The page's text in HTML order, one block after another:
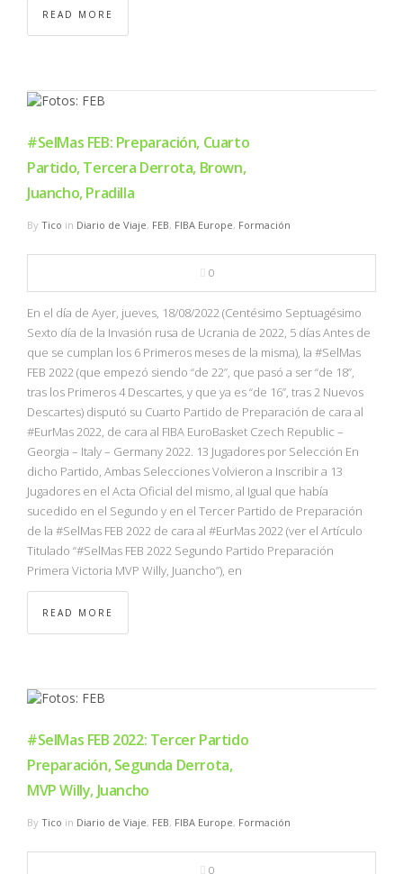
READ MORE
#SelMas FEB: Preparación, Cuarto
Partido, Tercera Derrota, Brown,
Juancho, Pradilla
By Tico in Diario de Viaje, FEB, FIBA Europe, Formación
0
En el día de Ayer, jueves, 18/08/2022 (Centésimo Septuagésimo
Sexto día de la Invasión rusa de Ucrania de 2022, 5 días Antes de
que se cumplan los 6 Primeros meses de la misma), la #SelMas
FEB 2022 (que empezó siendo “de 22”, que pasó a ser “de 18”,
tras los Primeros 4 Descartes, y que ya es “de 16”, tras 2 Nuevos
Descartes) disputó su Cuarto Partido de Preparación de cara al
#EurMas 2022, de cara al FIBA EuroBasket Czech Republic –
Georgia – Italy – Germany 2022. 13 Jugadores por Selección En
dicho Partido, Ambas Selecciones Volvieron a Inscribir a 13
Jugadores en el Acta Oficial del mismo, al Igual que había
sucedido en el Segundo y en el Tercer Partido de Preparación
de la #SelMas FEB 2022 de cara al #EurMas 2022 (ver el Artículo
Titulado “#SelMas FEB 2022 Segundo Partido Preparación
Primera Victoria MVP Willy, Juancho”), en
READ MORE
#SelMas FEB 2022: Tercer Partido
Preparación, Segunda Derrota,
MVP Willy, Juancho
By Tico in Diario de Viaje, FEB, FIBA Europe, Formación
0